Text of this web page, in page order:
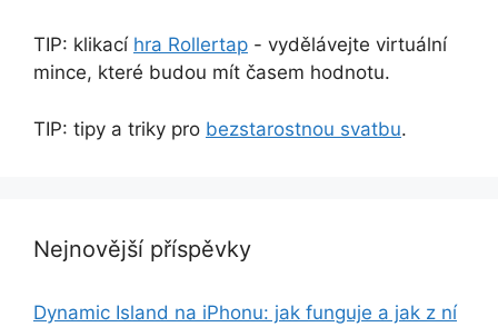
TIP: klikací hra Rollertap - vydělávejte virtuální
mince, které budou mít časem hodnotu.
TIP: tipy a triky pro bezstarostnou svatbu.
Nejnovější příspěvky
Dynamic Island na iPhonu: jak funguje a jak z ní